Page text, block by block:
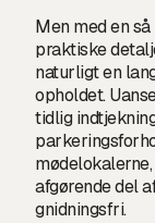
Men med en
praktiske
naturligt en
opholdet.
tidlig
afgørende del
gnidningsfri.